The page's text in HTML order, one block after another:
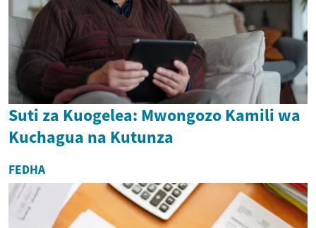
Suti za Kuogelea: Mwongozo Kamili wa
Kuchagua na Kutunza
FEDHA